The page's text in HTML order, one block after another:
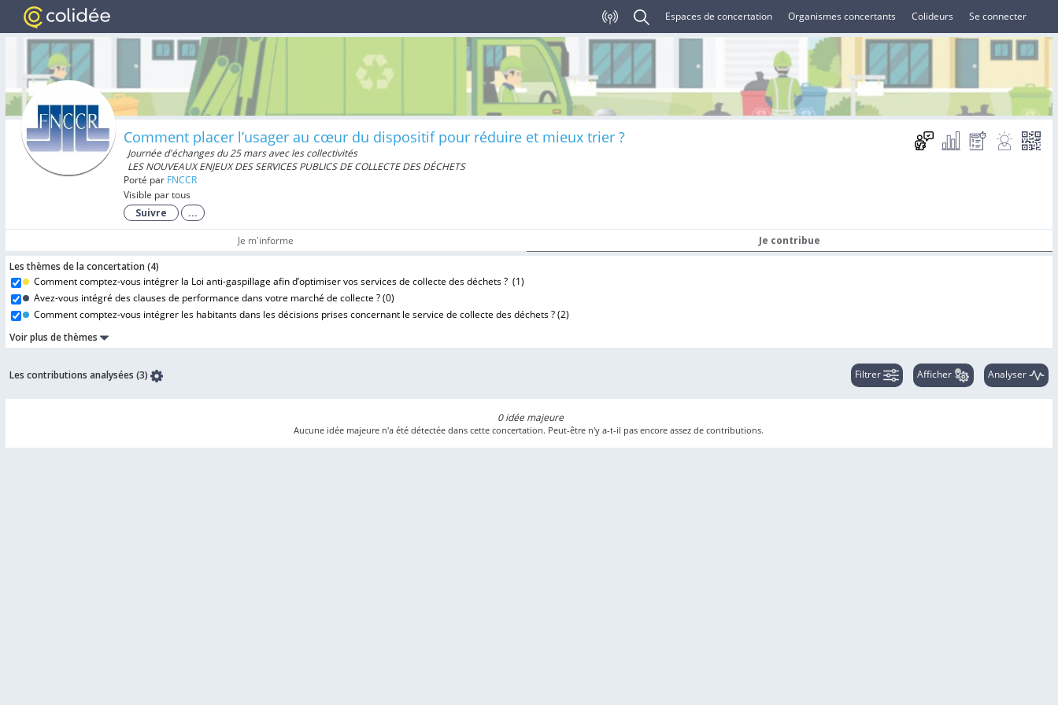
Espaces de concertation Organismes concertants Colideurs Se connecter
Comment placer l’usager au cœur du dispositif pour réduire et mieux trier ?
Journée d'échanges du 25 mars avec les collectivités
LES NOUVEAUX ENJEUX DES SERVICES PUBLICS DE COLLECTE DES DÉCHETS
Porté par FNCCR
Visible par tous
Suivre
...
Je m'informe
Je contribue
Les thèmes de la concertation (4)
Comment comptez-vous intégrer la Loi anti-gaspillage afin d’optimiser vos services de collecte des déchets ? (1)
Avez-vous intégré des clauses de performance dans votre marché de collecte ? (0)
Comment comptez-vous intégrer les habitants dans les décisions prises concernant le service de collecte des déchets ? (2)
Voir plus de thèmes
Les contributions analysées (3) Filtrer Afficher Analyser
0 idée majeure
Aucune idée majeure n'a été détectée dans cette concertation. Peut-être n'y a-t-il pas encore assez de contributions.